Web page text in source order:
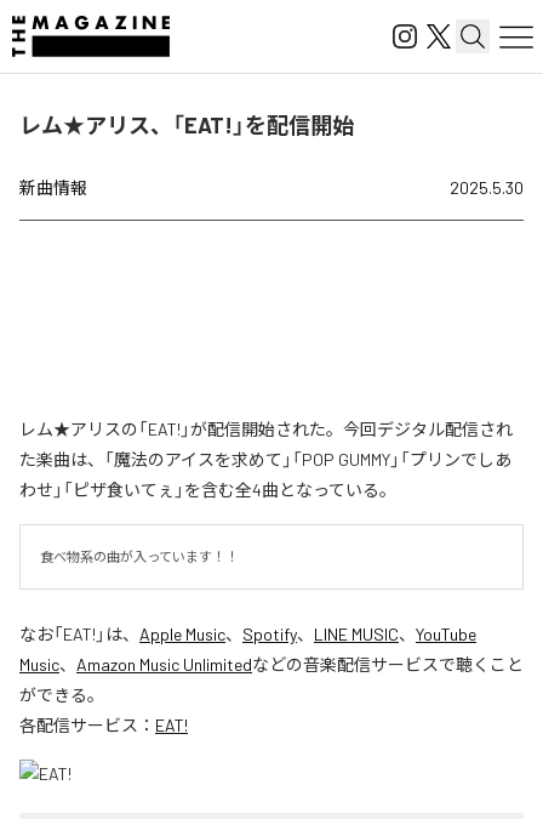
レム★アリス、「EAT!」を配信開始
新曲情報 2025.5.30
レム★アリスの「EAT!」が配信開始された。今回デジタル配信され
た楽曲は、「魔法のアイスを求めて」「POP GUMMY」「プリンでしあ
わせ」「ピザ食いてぇ」を含む全4曲となっている。
食べ物系の曲が入っています！！
なお「EAT! 」は、 Apple Music、 Spotify、 LINE MUSIC、 YouTube
Music、 Amazon Music Unlimitedなどの音楽配信サービスで聴くこと
ができる。
各配信サービス： EAT!